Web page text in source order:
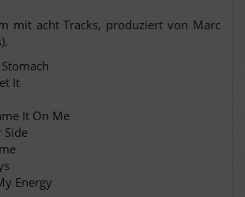
mit acht Tracks, produziert von Marc
It
It On Me
Side
Energy